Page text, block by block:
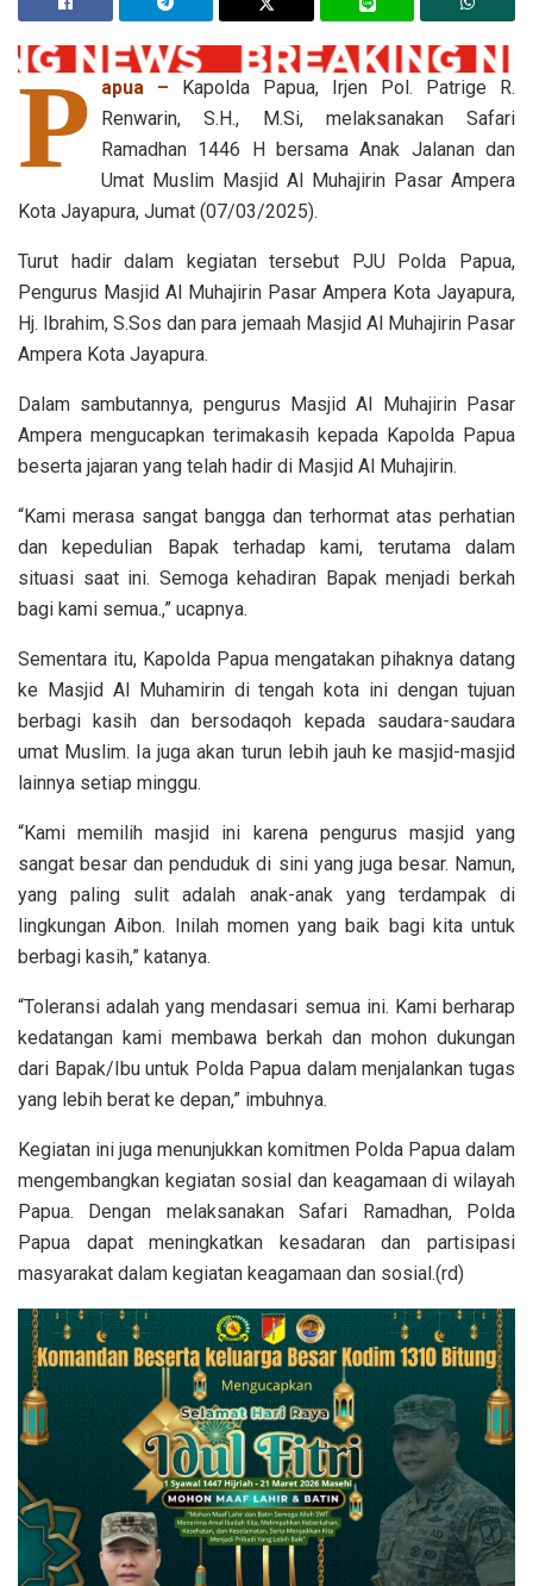
P apua – Kapolda Papua, Irjen Pol. Patrige R.
Renwarin, S.H., M.Si, melaksanakan Safari
Ramadhan 1446 H bersama Anak Jalanan dan
Umat Muslim Masjid Al Muhajirin Pasar Ampera
Kota Jayapura, Jumat (07/03/2025).
Turut hadir dalam kegiatan tersebut PJU Polda Papua,
Pengurus Masjid Al Muhajirin Pasar Ampera Kota Jayapura,
Hj. Ibrahim, S.Sos dan para jemaah Masjid Al Muhajirin Pasar
Ampera Kota Jayapura.
Dalam sambutannya, pengurus Masjid Al Muhajirin Pasar
Ampera mengucapkan terimakasih kepada Kapolda Papua
beserta jajaran yang telah hadir di Masjid Al Muhajirin.
“Kami merasa sangat bangga dan terhormat atas perhatian
dan kepedulian Bapak terhadap kami, terutama dalam
situasi saat ini. Semoga kehadiran Bapak menjadi berkah
bagi kami semua.,” ucapnya.
Sementara itu, Kapolda Papua mengatakan pihaknya datang
ke Masjid Al Muhamirin di tengah kota ini dengan tujuan
berbagi kasih dan bersodaqoh kepada saudara-saudara
umat Muslim. Ia juga akan turun lebih jauh ke masjid-masjid
lainnya setiap minggu.
“Kami memilih masjid ini karena pengurus masjid yang
sangat besar dan penduduk di sini yang juga besar. Namun,
yang paling sulit adalah anak-anak yang terdampak di
lingkungan Aibon. Inilah momen yang baik bagi kita untuk
berbagi kasih,” katanya.
“Toleransi adalah yang mendasari semua ini. Kami berharap
kedatangan kami membawa berkah dan mohon dukungan
dari Bapak/Ibu untuk Polda Papua dalam menjalankan tugas
yang lebih berat ke depan,” imbuhnya.
Kegiatan ini juga menunjukkan komitmen Polda Papua dalam
mengembangkan kegiatan sosial dan keagamaan di wilayah
Papua. Dengan melaksanakan Safari Ramadhan, Polda
Papua dapat meningkatkan kesadaran dan partisipasi
masyarakat dalam kegiatan keagamaan dan sosial.(rd)